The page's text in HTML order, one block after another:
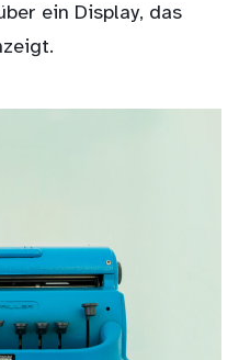
ein Display, das